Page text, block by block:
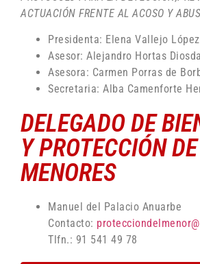
ACTUACIÓN FRENTE AL ACOSO Y
Presidenta: Elena Vallejo López
Asesor: Alejandro Hortas
Asesora: Carmen Porras de
Secretaria: Alba Camenforte
DELEGADO DE
Y PROTECCIÓN DE
MENORES
Manuel del Palacio Anuarbe
Contacto:
Tlfn.: 91 541 49 78